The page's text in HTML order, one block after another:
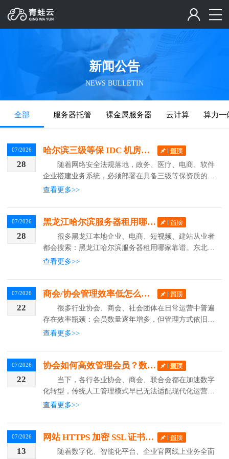
新闻公告
NEWS BULLETIN
全部 服务器托管 裸金属服务器 云计算 算力一
07/2026
28
哈尔滨三级等保 IDC 机房托管怎么选？亿林数据一站式合规托管方案
随着网络安全法规落地，政务、医疗、电商、软件
企业搭建业务系统，必须部署在具备三级等保资质的 I
DC 机房。哈尔滨本地合规机房稀缺，亿林数据三级等
查看更多>>
07/2026
28
黑龙江哈尔滨服务器租用哪家靠谱？本地正规 IDC 服务商挑选指南
很多黑龙江本地企业、电商、短视频、建站从业者
都会搜索：黑龙江哈尔滨服务器租用哪家靠谱。东北本
地业务优先选择哈尔滨机房服务器，低延迟、备案便
无资质...
查看更多>>
07/2026
22
商会/协会管理效率低怎么办？数字化会员管理系统解决方案
很多行业协会、商会、社会团体在日常运营中普遍
存在效率瓶颈：会员数量逐年增多，但管理方式依旧传
统;台账分散、数据不准，年底统计耗时费力;会费催缴
专家...
查看更多>>
07/2026
22
协会如何高效管理会员？数字化系统破解行业运营痛点
当下，各行各业协会、商会、联合会都在加速数字
化转型，传统人工管理模式早已无法适配现代化运营需
求。不少协会依旧依赖Excel统计会员信息、人工电话
仅耗...
查看更多>>
07/2026
13
网站 HTTPS 加密 SSL 证书：企业官网、数字化平台安全必备部署方案
随着数字化、智能化平台、企业官网线上业务全面